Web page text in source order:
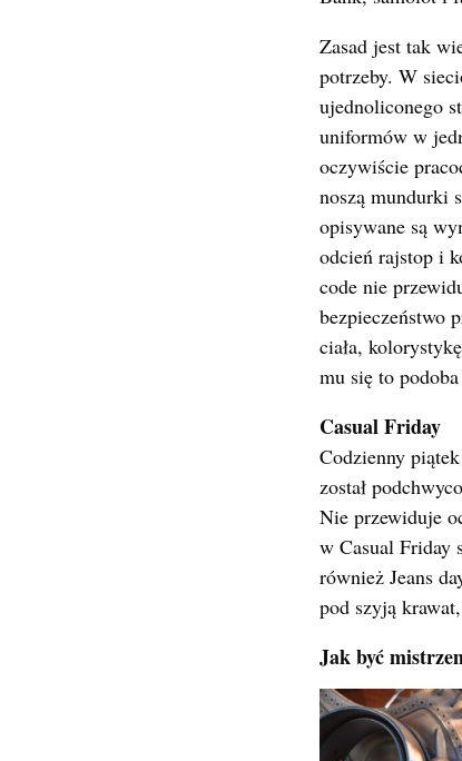
Zasad jest tak
potrzeby. W
ujednoliconego
uniformów w
oczywiście
noszą mundurki
opisywane są
odcień rajstop i
code nie
bezpieczeństwo
ciała,
mu się to
Casual Friday
Codzienny
został
Nie przewiduje
w Casual Friday
również Jeans
pod szyją
Jak być